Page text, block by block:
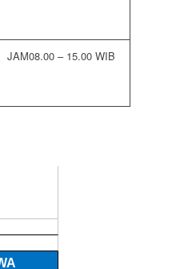
08.00 – 15.00 WIB